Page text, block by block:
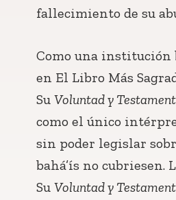
fallecimiento de su
Como una institución
en El Libro Más
Su Voluntad y
como el único
sin poder legislar
bahá’ís no cubriesen.
Su Voluntad y